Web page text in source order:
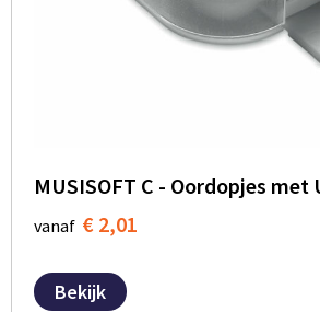
MUSISOFT C - Oordopjes met
vanaf € 2,01
Bekijk